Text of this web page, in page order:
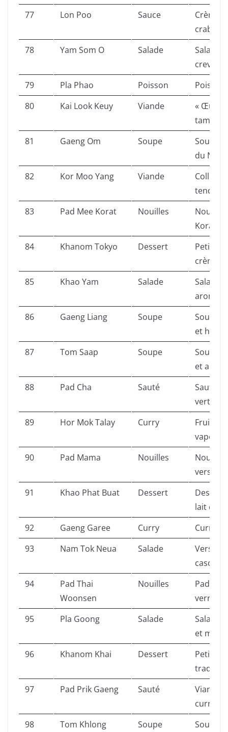
77
Lon Poo Sauce
Crème
crabe
78
Yam Som O Salade
Salade
79
Pla Phao Poisson
80
Kai Look Keuy Viande
« Œufs
tamarin
81
Gaeng Om Soupe
Soupe
du
82
Kor Moo Yang Viande
Collet
tendre.
83
Pad Mee Korat Nouilles
Korat.
84
Khanom Tokyo Dessert
Petite
crème/
85
Khao Yam Salade
Salade
86
Gaeng Liang Soupe
Soupe
et
87
Tom Saap Soupe
Soupe
et acide.
88
Pad Cha Sauté
Sauté
vert et
89
Hor Mok Talay Curry
Fruits
vapeur.
90
Pad Mama Nouilles
version
91
Khao Phat Buat Dessert
Dessert
lait de
92
Gaeng Garee Curry
Curry
93
Nam Tok Neua Salade
Version
cascade
94
Pad Thai
Woonsen
Nouilles
Pad
verre.
95
Pla Goong Salade
Salade
et
96
Khanom Khai Dessert
Petits
97
Pad Prik Gaeng Sauté
Viande
curry.
98
Tom Khlong Soupe Soupe